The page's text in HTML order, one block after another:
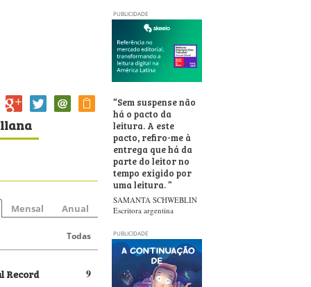
PUBLICIDADE
Mensal Anual
Todas
9
Record
“Sem suspense não
há o pacto da
leitura. A este
pacto, refiro-me à
entrega que há da
parte do leitor no
tempo exigido por
uma leitura.”
SAMANTA SCHWEBLIN
Escritora argentina
PUBLICIDADE